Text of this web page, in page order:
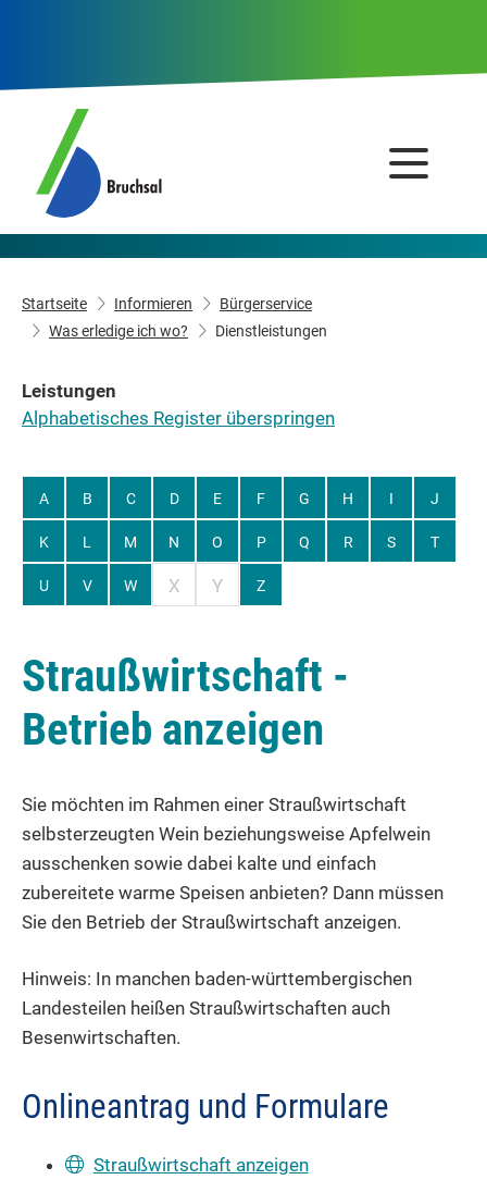
Startseite Informieren
Bürgerservice
Was erledige ich wo?
Dienstleistungen
Leistungen
Alphabetisches Register überspringen
A B C D E F G H I J
K L M N O P Q R S T
U V W X Y Z
Straußwirtschaft -
Betrieb anzeigen
Sie möchten im Rahmen einer Straußwirtschaft
selbsterzeugten Wein beziehungsweise Apfelwein
ausschenken sowie dabei kalte und einfach
zubereitete warme Speisen anbieten? Dann müssen
Sie den Betrieb der Straußwirtschaft anzeigen.
Hinweis: In manchen baden-württembergischen
Landesteilen heißen Straußwirtschaften auch
Besenwirtschaften.
Onlineantrag und Formulare
Straußwirtschaft anzeigen